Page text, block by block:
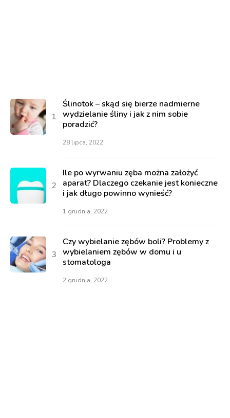
Ślinotok – skąd się bierze nadmierne
wydzielanie śliny i jak z nim sobie
poradzić?
28 lipca, 2022
Ile po wyrwaniu zęba można założyć
aparat? Dlaczego czekanie jest konieczne
i jak długo powinno wynieść?
1 grudnia, 2022
Czy wybielanie zębów boli? Problemy z
wybielaniem zębów w domu i u
stomatologa
2 grudnia, 2022